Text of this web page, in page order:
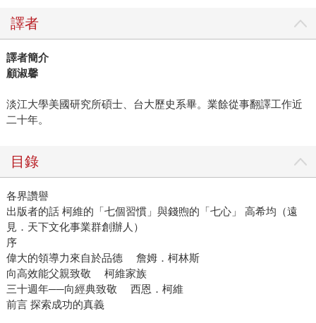
譯者
譯者簡介
顧淑馨
淡江大學美國研究所碩士、台大歷史系畢。業餘從事翻譯工作近
二十年。
目錄
各界讚譽
出版者的話 柯維的「七個習慣」與錢煦的「七心」 高希均（遠
見．天下文化事業群創辦人）
序
偉大的領導力來自於品德 詹姆．柯林斯
向高效能父親致敬 柯維家族
三十週年──向經典致敬 西恩．柯維
前言 探索成功的真義